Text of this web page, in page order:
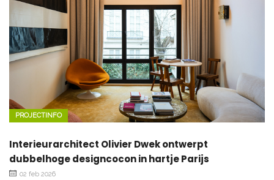
PROJECTINFO
Interieurarchitect Olivier Dwek ontwerpt
dubbelhoge designcocon in hartje Parijs
02 feb 2026